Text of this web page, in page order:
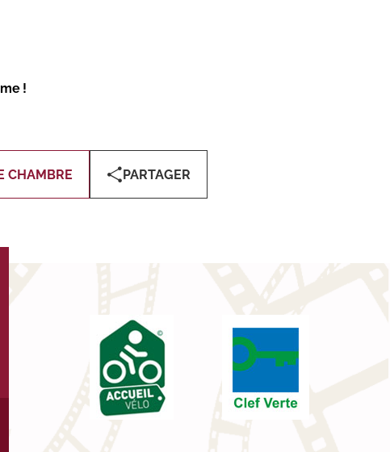
!
CHAMBRE PARTAGER